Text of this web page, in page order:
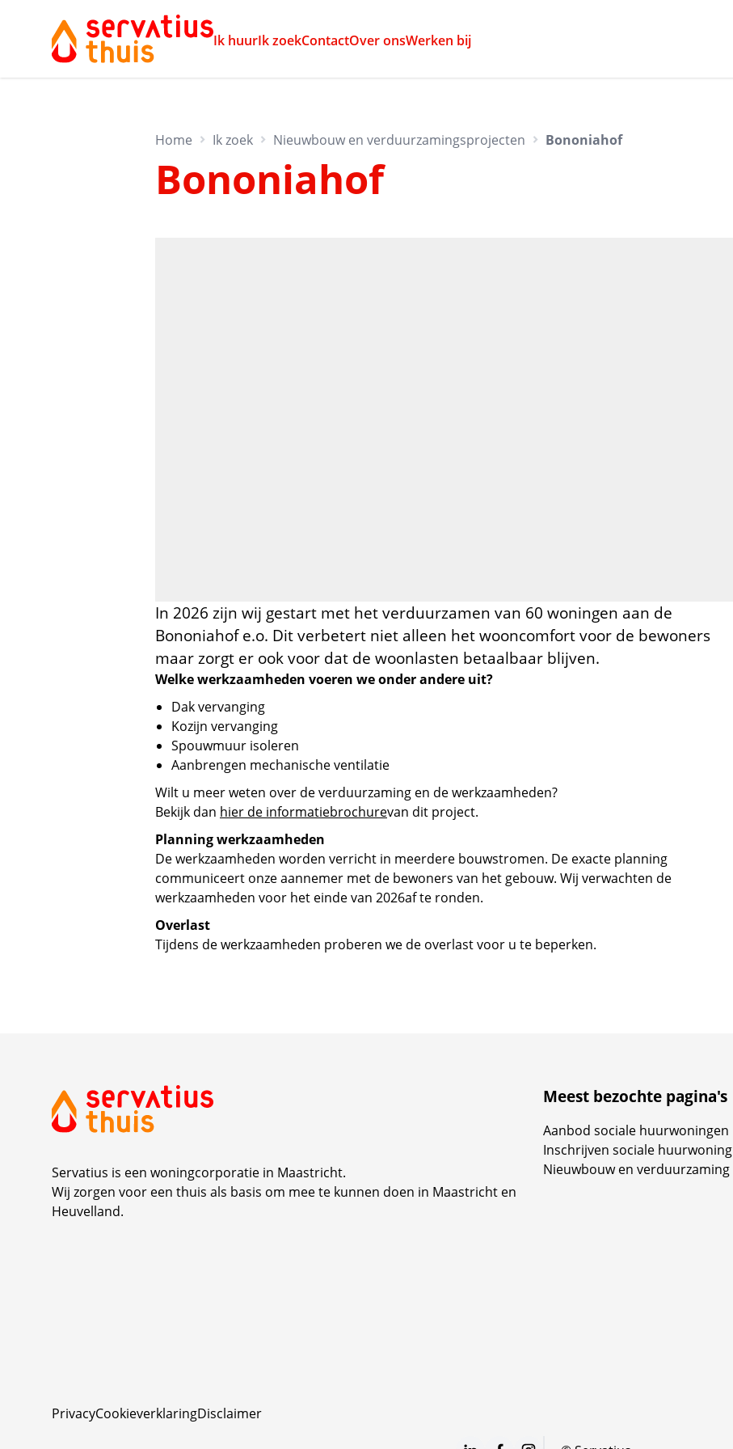
Ik huurIk zoekContactOver onsWerken bij
Home Ik zoek Nieuwbouw en verduurzamingsprojecten Bononiahof
Bononiahof
In 2026 zijn wij gestart met het verduurzamen van 60 woningen aan de
Bononiahof e.o. Dit verbetert niet alleen het wooncomfort voor de bewoners
maar zorgt er ook voor dat de woonlasten betaalbaar blijven.
Welke werkzaamheden voeren we onder andere uit?
Dak vervanging
Kozijn vervanging
Spouwmuur isoleren
Aanbrengen mechanische ventilatie
Wilt u meer weten over de verduurzaming en de werkzaamheden?
Bekijk dan hier de informatiebrochurevan dit project.
Planning werkzaamheden
De werkzaamheden worden verricht in meerdere bouwstromen. De exacte planning
communiceert onze aannemer met de bewoners van het gebouw. Wij verwachten de
werkzaamheden voor het einde van 2026af te ronden.
Overlast
Tijdens de werkzaamheden proberen we de overlast voor u te beperken.
Servatius is een woningcorporatie in Maastricht.
Wij zorgen voor een thuis als basis om mee te kunnen doen in Maastricht en
Heuvelland.
Meest bezochte pagina's
Aanbod sociale huurwoningen
Inschrijven sociale huurwoning
Nieuwbouw en verduurzaming
PrivacyCookieverklaringDisclaimer